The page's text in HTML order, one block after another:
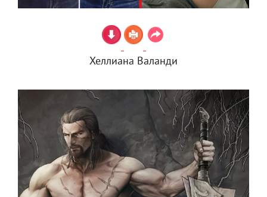
Хеллиана Валанди